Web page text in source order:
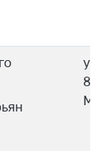
ул.
8/